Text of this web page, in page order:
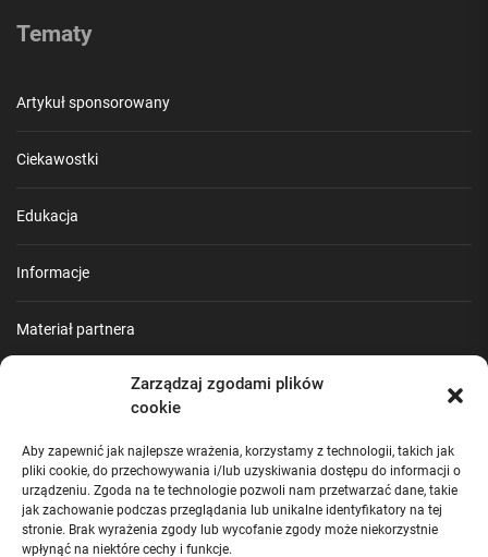
Zarządzaj zgodami plików
cookie
Aby zapewnić jak najlepsze wrażenia, korzystamy z technologii, takich jak
pliki cookie, do przechowywania i/lub uzyskiwania dostępu do informacji o
urządzeniu. Zgoda na te technologie pozwoli nam przetwarzać dane, takie
jak zachowanie podczas przeglądania lub unikalne identyfikatory na tej
stronie. Brak wyrażenia zgody lub wycofanie zgody może niekorzystnie
wpłynąć na niektóre cechy i funkcje.
Tematy
Artykuł sponsorowany
Ciekawostki
Edukacja
Informacje
Materiał partnera
Praca
Turystyka